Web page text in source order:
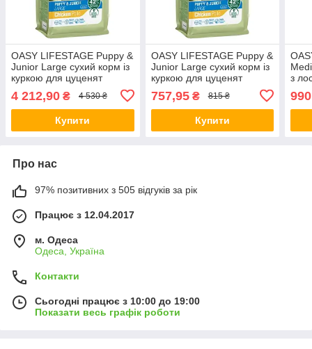
OASY LIFESTAGE Puppy &
Junior Large сухий корм із
куркою для цуценят
4 212,90 ₴ 4 530 ₴
Купити
OASY LIFESTAGE Puppy &
Junior Large сухий корм із
куркою для цуценят
757,95₴ 815 ₴
Купити
з
Про нас
97% позитивних з 505 відгуків за рік
Працює з 12.04.2017
м. Одеса
Одеса, Україна
Контакти
Сьогодні працює з 10:00 до 19:00
Показати весь графік роботи